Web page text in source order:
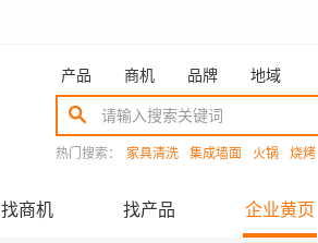
产品 商机 品牌 地域
热门搜索： 家具清洗 集成墙面 火锅 烧烤
找商机 找产品 企业黄页